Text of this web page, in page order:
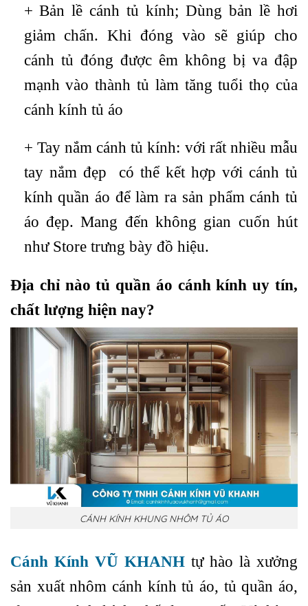
+ Bản lề cánh tủ kính; Dùng bản lề hơi
giảm chấn. Khi đóng vào sẽ giúp cho
cánh tủ đóng được êm không bị va đập
mạnh vào thành tủ làm tăng tuổi thọ của
cánh kính tủ áo
+ Tay nắm cánh tủ kính: với rất nhiều mẫu
tay nắm đẹp có thể kết hợp với cánh tủ
kính quần áo để làm ra sản phẩm cánh tủ
áo đẹp. Mang đến không gian cuốn hút
như Store trưng bày đồ hiệu.
Địa chỉ nào tủ quần áo cánh kính uy tín,
chất lượng hiện nay?
CÁNH KÍNH KHUNG NHÔM TỦ ÁO
Cánh Kính VŨ KHANH tự hào là xưởng
sản xuất nhôm cánh kính tủ áo, tủ quần áo,